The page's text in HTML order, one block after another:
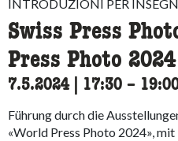
INTRODUZIONI PER
Swiss Press
Press Photo 2024
7.5.2024| 17:30 –
Führung durch die
«World Press Photo 2024»,